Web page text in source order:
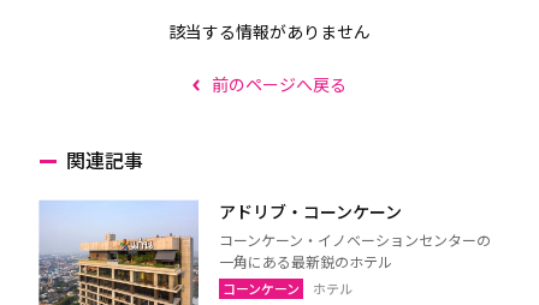
該当する情報がありません
前のページへ戻る
関連記事
アドリブ・コーンケーン
コーンケーン・イノベーションセンターの
一角にある最新鋭のホテル
コーンケーン ホテル